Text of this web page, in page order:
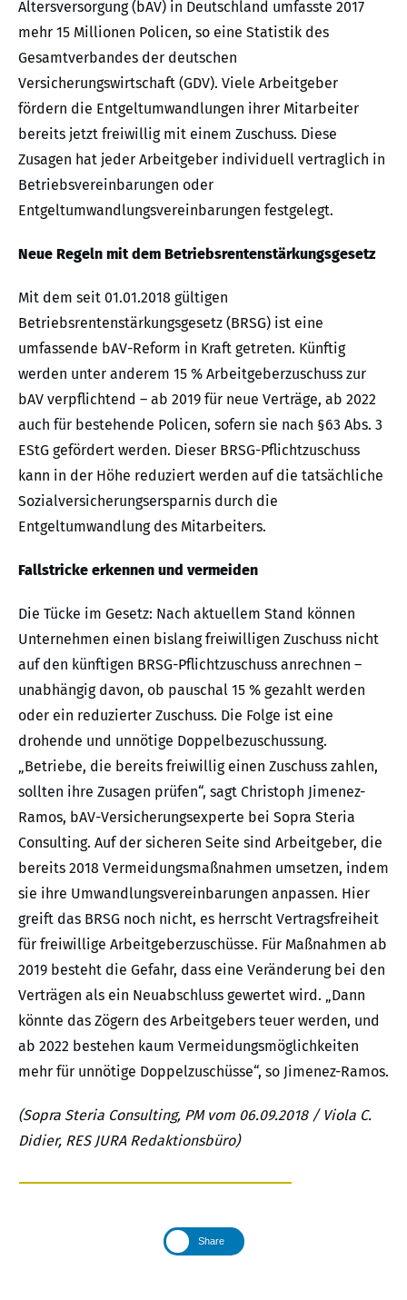
Altersversorgung (bAV) in Deutschland umfasste 2017
mehr 15 Millionen Policen, so eine Statistik des
Gesamtverbandes der deutschen
Versicherungswirtschaft (GDV). Viele Arbeitgeber
fördern die Entgeltumwandlungen ihrer Mitarbeiter
bereits jetzt freiwillig mit einem Zuschuss. Diese
Zusagen hat jeder Arbeitgeber individuell vertraglich in
Betriebsvereinbarungen oder
Entgeltumwandlungsvereinbarungen festgelegt.
Neue Regeln mit dem Betriebsrentenstärkungsgesetz
Mit dem seit 01.01.2018 gültigen
Betriebsrentenstärkungsgesetz (BRSG) ist eine
umfassende bAV-Reform in Kraft getreten. Künftig
werden unter anderem 15 % Arbeitgeberzuschuss zur
bAV verpflichtend – ab 2019 für neue Verträge, ab 2022
auch für bestehende Policen, sofern sie nach §63 Abs. 3
EStG gefördert werden. Dieser BRSG-Pflichtzuschuss
kann in der Höhe reduziert werden auf die tatsächliche
Sozialversicherungsersparnis durch die
Entgeltumwandlung des Mitarbeiters.
Fallstricke erkennen und vermeiden
Die Tücke im Gesetz: Nach aktuellem Stand können
Unternehmen einen bislang freiwilligen Zuschuss nicht
auf den künftigen BRSG-Pflichtzuschuss anrechnen –
unabhängig davon, ob pauschal 15 % gezahlt werden
oder ein reduzierter Zuschuss. Die Folge ist eine
drohende und unnötige Doppelbezuschussung.
„Betriebe, die bereits freiwillig einen Zuschuss zahlen,
sollten ihre Zusagen prüfen“, sagt Christoph Jimenez-
Ramos, bAV-Versicherungsexperte bei Sopra Steria
Consulting. Auf der sicheren Seite sind Arbeitgeber, die
bereits 2018 Vermeidungsmaßnahmen umsetzen, indem
sie ihre Umwandlungsvereinbarungen anpassen. Hier
greift das BRSG noch nicht, es herrscht Vertragsfreiheit
für freiwillige Arbeitgeberzuschüsse. Für Maßnahmen ab
2019 besteht die Gefahr, dass eine Veränderung bei den
Verträgen als ein Neuabschluss gewertet wird. „Dann
könnte das Zögern des Arbeitgebers teuer werden, und
ab 2022 bestehen kaum Vermeidungsmöglichkeiten
mehr für unnötige Doppelzuschüsse“, so Jimenez-Ramos.
(Sopra Steria Consulting, PM vom 06.09.2018 / Viola C.
Didier, RES JURA Redaktionsbüro)
Share